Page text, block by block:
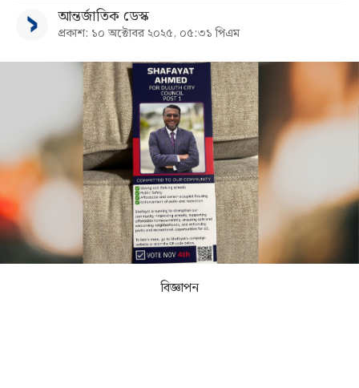
আর্কাইভ
আন্তর্জাতিক ডেস্ক
প্রকাশ: ১০ অক্টোবর ২০২৫, ০৫:৩১ পিএম
বিজ্ঞাপন